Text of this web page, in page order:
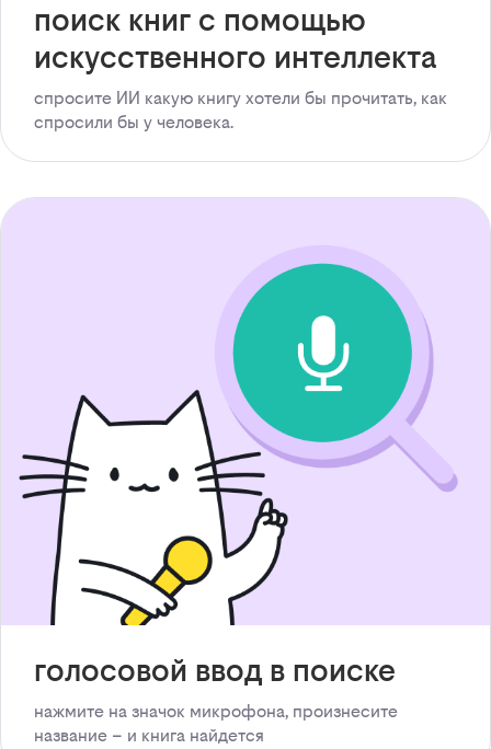
поиск книг с помощью
искусственного интеллекта
спросите ИИ какую книгу хотели бы прочитать, как
спросили бы у человека.
голосовой ввод в поиске
нажмите на значок микрофона, произнесите
название – и книга найдется